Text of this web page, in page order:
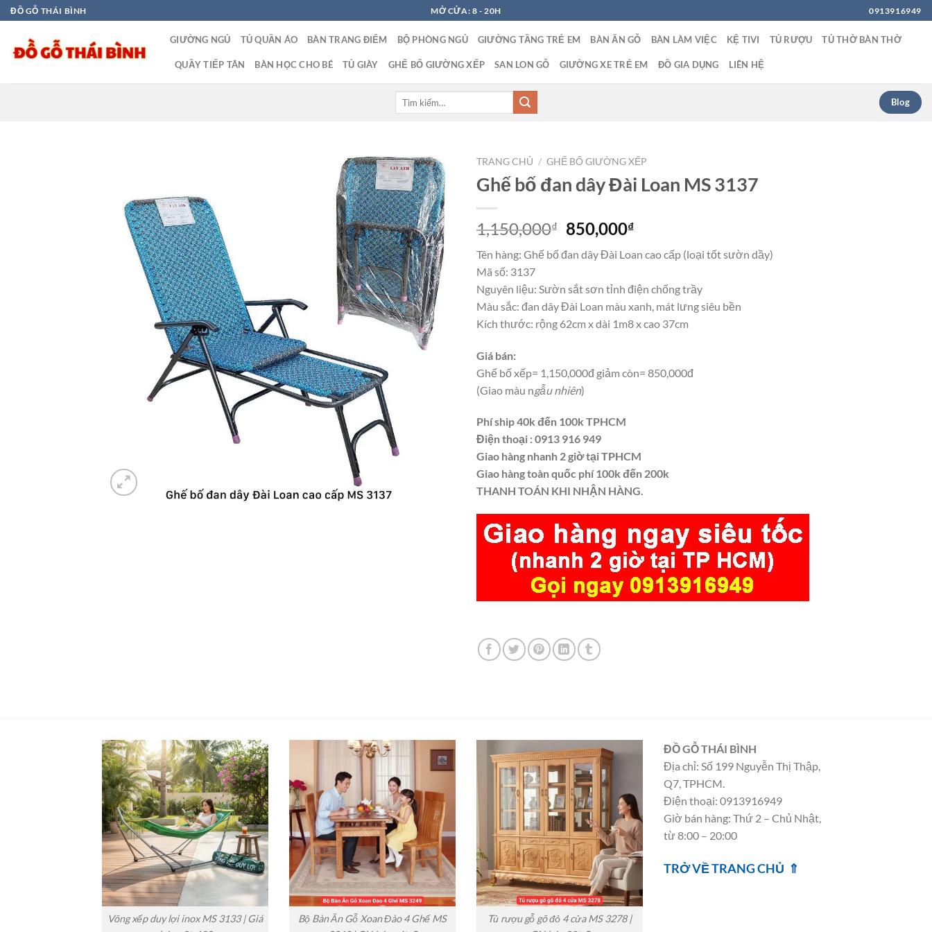
Bỏ
qua
dung
ĐỒ GỖ THÁI BÌNH MỞ CỬA: 8 - 20H 0913916949
GIƯỜNG NGỦ TỦ QUẦN ÁO BÀN TRANG ĐIỂM BỘ PHÒNG NGỦ GIƯỜNG TẦNG TRẺ EM BÀN ĂN GỖ BÀN LÀM VIỆC KỆ TIVI TỦ RƯỢU TỦ THỜ BÀN THỜ
QUẦY TIẾP TÂN BÀN HỌC CHO BÉ TỦ GIÀY GHẾ BỐ GIƯỜNG XẾP SAN LON GỖ GIƯỜNG XE TRẺ EM ĐỒ GIA DỤNG LIÊN HỆ
Blog
TRANG CHỦ / GHẾ BỐ GIƯỜNG XẾP
Ghế bố đan dây Đài Loan MS 3137
1,150,000₫
Giá
là:
850,000₫Giá
tại
850,000₫.
Tên hàng: Ghế bố đan dây Đài Loan cao cấp (loại tốt sườn dầy)
Mã số: 3137
Nguyên liệu: Sườn sắt sơn tỉnh điện chống trầy
Màu sắc: đan dây Đài Loan màu xanh, mát lưng siêu bền
Kích thước: rộng 62cm x dài 1m8 x cao 37cm
Giá bán:
Ghế bố xếp= 1,150,000đ giảm còn= 850,000đ
(Giao màu ngẫu nhiên)
Phí ship 40k đến 100k TPHCM
Điện thoại : 0913 916 949
Giao hàng nhanh 2 giờ tại TPHCM
Giao hàng toàn quốc phí 100k đến 200k
THANH TOÁN KHI NHẬN HÀNG.
Võng xếp duy lợi inox MS 3133 | Giá
Bộ Bàn Ăn Gỗ Xoan Đào 4 Ghế MS
Tủ rượu gỗ gõ đỏ 4 cửa MS 3278 |
ĐỒ GỖ THÁI BÌNH
Địa chỉ: Số 199 Nguyễn Thị Thập,
Q7, TPHCM.
Điện thoại: 0913916949
Giờ bán hàng: Thứ 2 – Chủ Nhật,
từ 8:00 – 20:00
TRỞ VỀ TRANG CHỦ ⇑